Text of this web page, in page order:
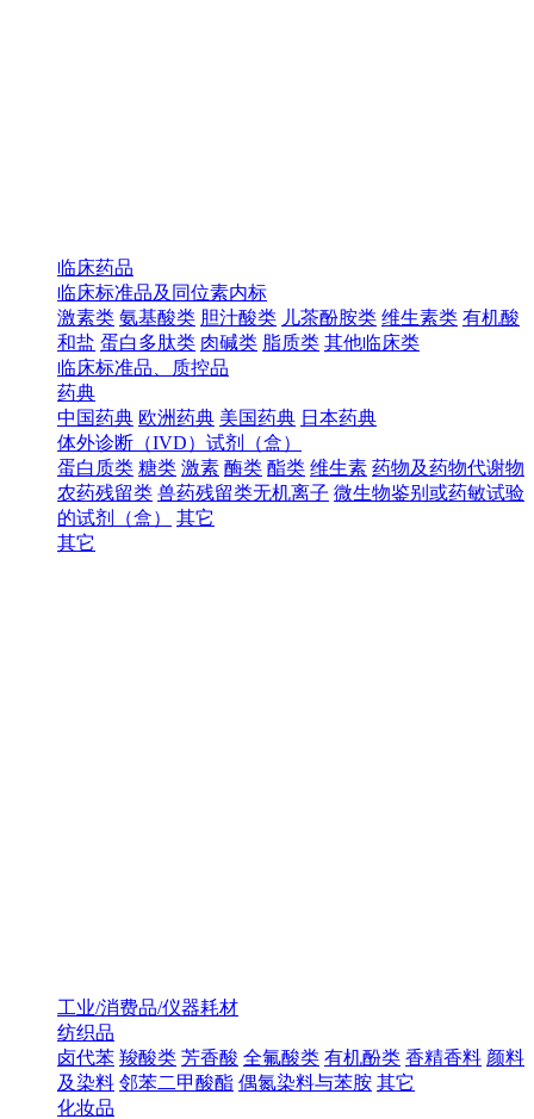
临床药品
临床标准品及同位素内标
激素类 氨基酸类 胆汁酸类 儿茶酚胺类 维生素类 有机酸
和盐 蛋白多肽类 肉碱类 脂质类 其他临床类
临床标准品、质控品
药典
中国药典 欧洲药典 美国药典 日本药典
体外诊断（IVD）试剂（盒）
蛋白质类 糖类 激素 酶类 酯类 维生素 药物及药物代谢物
农药残留类 兽药残留类无机离子 微生物鉴别或药敏试验
的试剂（盒）
其它
其它
工业/消费品/仪器耗材
纺织品
卤代苯 羧酸类 芳香酸 全氟酸类 有机酚类 香精香料 颜料
及染料 邻苯二甲酸酯 偶氮染料与苯胺 其它
化妆品